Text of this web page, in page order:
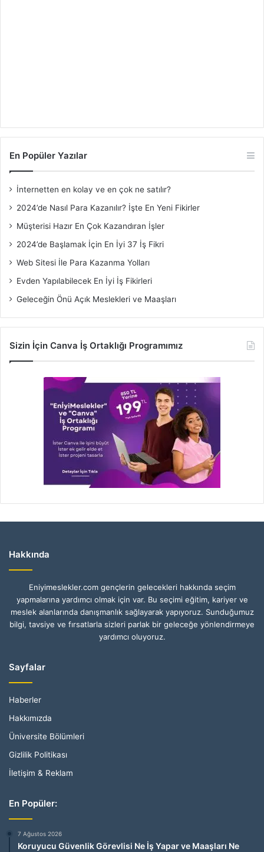
En Popüler Yazılar
İnternetten en kolay ve en çok ne satılır?
2024’de Nasıl Para Kazanılır? İşte En Yeni Fikirler
Müşterisi Hazır En Çok Kazandıran İşler
2024’de Başlamak İçin En İyi 37 İş Fikri
Web Sitesi İle Para Kazanma Yolları
Evden Yapılabilecek En İyi İş Fikirleri
Geleceğin Önü Açık Meslekleri ve Maaşları
Sizin İçin Canva İş Ortaklığı Programımız
Hakkında
Eniyimeslekler.com gençlerin gelecekleri hakkında seçim
yapmalarına yardımcı olmak için var. Bu seçimi eğitim, kariyer ve
meslek alanlarında danışmanlık sağlayarak yapıyoruz. Sunduğumuz
bilgi, tavsiye ve fırsatlarla sizleri parlak bir geleceğe yönlendirmeye
yardımcı oluyoruz.
Sayfalar
Haberler
Hakkımızda
Üniversite Bölümleri
Gizlilik Politikası
İletişim & Reklam
En Popüler:
7 Ağustos 2026
Koruyucu Güvenlik Görevlisi Ne İş Yapar ve Maaşları Ne